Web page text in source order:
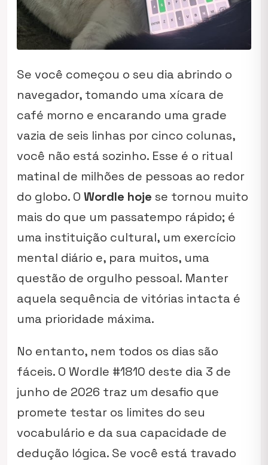
Se você começou o seu dia abrindo o
navegador, tomando uma xícara de
café morno e encarando uma grade
vazia de seis linhas por cinco colunas,
você não está sozinho. Esse é o ritual
matinal de milhões de pessoas ao redor
do globo. O Wordle hoje se tornou muito
mais do que um passatempo rápido; é
uma instituição cultural, um exercício
mental diário e, para muitos, uma
questão de orgulho pessoal. Manter
aquela sequência de vitórias intacta é
uma prioridade máxima.
No entanto, nem todos os dias são
fáceis. O Wordle #1810 deste dia 3 de
junho de 2026 traz um desafio que
promete testar os limites do seu
vocabulário e da sua capacidade de
dedução lógica. Se você está travado